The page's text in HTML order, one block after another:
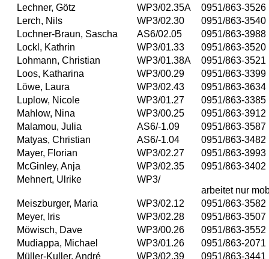
Lechner, Götz
WP3/02.35A
0951/863-3526
Lerch, Nils
WP3/02.30
0951/863-3540
Lochner-Braun, Sascha
AS6/02.05
0951/863-3988
Lockl, Kathrin
WP3/01.33
0951/863-3520
Lohmann, Christian
WP3/01.38A
0951/863-3521
Loos, Katharina
WP3/00.29
0951/863-3399
Löwe, Laura
WP3/02.43
0951/863-3634
Luplow, Nicole
WP3/01.27
0951/863-3385
Mahlow, Nina
WP3/00.25
0951/863-3912
Malamou, Julia
AS6/-1.09
0951/863-3587
Matyas, Christian
AS6/-1.04
0951/863-3482
Mayer, Florian
WP3/02.27
0951/863-3993
McGinley, Anja
WP3/02.35
0951/863-3402
Mehnert, Ulrike
WP3/
arbeitet nur
Meiszburger, Maria
WP3/02.12
0951/863-3582
Meyer, Iris
WP3/02.28
0951/863-3507
Möwisch, Dave
WP3/00.26
0951/863-3552
Mudiappa, Michael
WP3/01.26
0951/863-2071
Müller-Kuller, André
WP3/02.39
0951/863-3441